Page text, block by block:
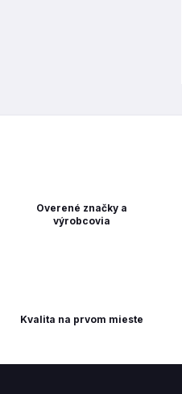
Kvalita na prvom mieste
Overené značky a
výrobcovia